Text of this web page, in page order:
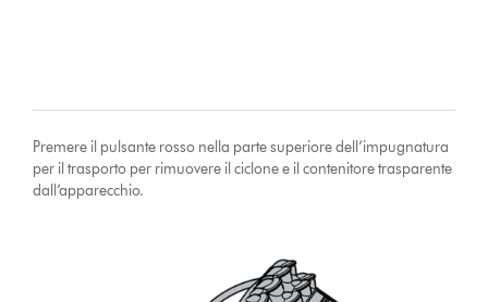
Premere il pulsante rosso nella parte superiore dell’impugnatura
per il trasporto per rimuovere il ciclone e il contenitore trasparente
dall’apparecchio.